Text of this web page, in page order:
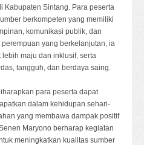
Kabupaten Sintang. Para peserta
berkompeten yang memiliki
komunikasi publik, dan
yang berkelanjutan, ia
maju dan inklusif, serta
tangguh, dan berdaya saing.
para peserta dapat
dalam kehidupan sehari-
yang membawa dampak positif
Maryono berharap kegiatan
meningkatkan kualitas sumber